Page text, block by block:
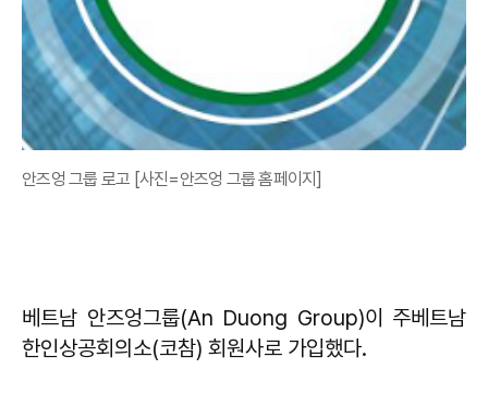
안즈엉 그룹 로고 [사진=안즈엉 그룹 홈페이지]
베트남 안즈엉그룹(An Duong Group)이 주베트남
한인상공회의소(코참) 회원사로 가입했다.